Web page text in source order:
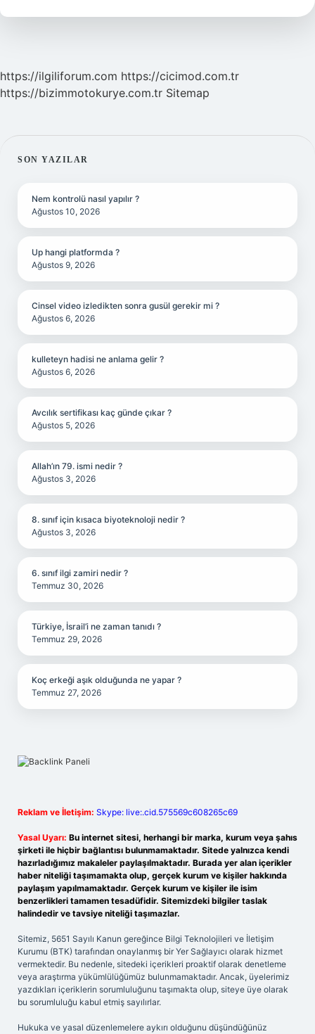
Için
https://ilgiliforum.com https://cicimod.com.tr
https://bizimmotokurye.com.tr Sitemap
SIDEBAR
SON YAZILAR
Nem kontrolü nasıl yapılır ?
Ağustos 10, 2026
Up hangi platformda ?
Ağustos 9, 2026
Cinsel video izledikten sonra gusül gerekir mi ?
Ağustos 6, 2026
kulleteyn hadisi ne anlama gelir ?
Ağustos 6, 2026
Avcılık sertifikası kaç günde çıkar ?
Ağustos 5, 2026
Allah’ın 79. ismi nedir ?
Ağustos 3, 2026
8. sınıf için kısaca biyoteknoloji nedir ?
Ağustos 3, 2026
6. sınıf ilgi zamiri nedir ?
Temmuz 30, 2026
Türkiye, İsrail’i ne zaman tanıdı ?
Temmuz 29, 2026
Koç erkeği aşık olduğunda ne yapar ?
Temmuz 27, 2026
Reklam ve İletişim: Skype: live:.cid.575569c608265c69
Yasal Uyarı: Bu internet sitesi, herhangi bir marka, kurum veya şahıs
şirketi ile hiçbir bağlantısı bulunmamaktadır. Sitede yalnızca kendi
hazırladığımız makaleler paylaşılmaktadır. Burada yer alan içerikler
haber niteliği taşımamakta olup, gerçek kurum ve kişiler hakkında
paylaşım yapılmamaktadır. Gerçek kurum ve kişiler ile isim
benzerlikleri tamamen tesadüfidir. Sitemizdeki bilgiler taslak
halindedir ve tavsiye niteliği taşımazlar.
Sitemiz, 5651 Sayılı Kanun gereğince Bilgi Teknolojileri ve İletişim
Kurumu (BTK) tarafından onaylanmış bir Yer Sağlayıcı olarak hizmet
vermektedir. Bu nedenle, sitedeki içerikleri proaktif olarak denetleme
veya araştırma yükümlülüğümüz bulunmamaktadır. Ancak, üyelerimiz
yazdıkları içeriklerin sorumluluğunu taşımakta olup, siteye üye olarak
bu sorumluluğu kabul etmiş sayılırlar.
Hukuka ve yasal düzenlemelere aykırı olduğunu düşündüğünüz